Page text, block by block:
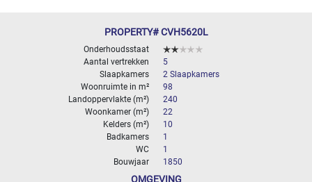
PROPERTY# CVH5620L
Onderhoudsstaat
Aantal vertrekken
5
Slaapkamers
2 Slaapkamers
Woonruimte in m²
98
Landoppervlakte (m²)
240
Woonkamer (m²)
22
Kelders (m²)
10
Badkamers
1
WC
1
Bouwjaar
1850
OMGEVING